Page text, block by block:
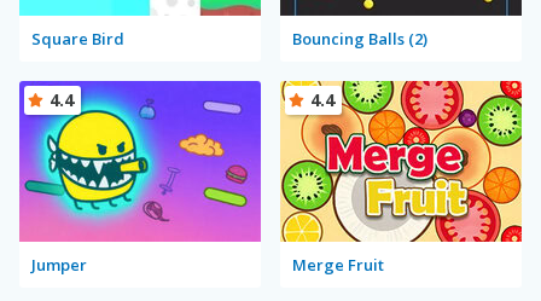
Square Bird Bouncing Balls (2)
Jumper
4.4
Merge Fruit
4.4